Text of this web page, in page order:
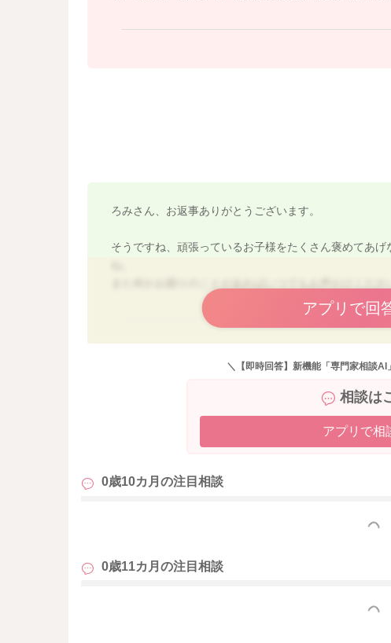
ろみさん、お返事ありがとうございます。
そうですね、頑張っているお子様をたくさん褒めてあ
アプリで回
＼【即時回答】新機能「専門家相談
相談は
アプリで相
0歳10カ月の注目相談
もっと見
0歳11カ月の注目相談
もっと見